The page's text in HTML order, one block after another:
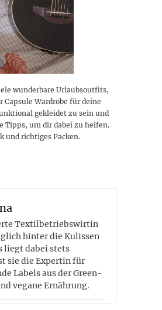
Start, Teilnehmer,
Skandale
lustigen Sprüche
Gratulieren
BMI-Rechner für
– Online-Rechner mit
Profi
Ausblick für Frauen
Männer aller
Traumurlaub im
schneeweißen
wunderbare Urlaubsoutfits,
Wardrobe für deine
gekleidet zu sein und
Tipps, um dir dabei zu helfen.
und richtiges Packen.
Textilbetriebswirtin
hinter die Kulissen
liegt dabei stets
sie die Expertin für
Labels aus der Green-
vegane Ernährung.